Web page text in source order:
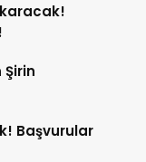
Başvurular